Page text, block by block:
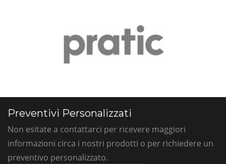
Preventivi Personalizzati
Non esitate a contattarci per ricevere maggiori
informazioni circa i nostri prodotti o per richiedere un
preventivo personalizzato.